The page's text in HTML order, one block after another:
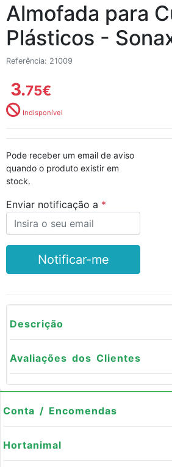
Almofada para
Plásticos -
Referência: 21009
3.75€
Indisponível
Pode receber um email de aviso
quando o produto existir em
stock.
Enviar notificação a
Notificar-me
Descrição
Avaliações dos Clientes
Conta / Encomendas
Hortanimal